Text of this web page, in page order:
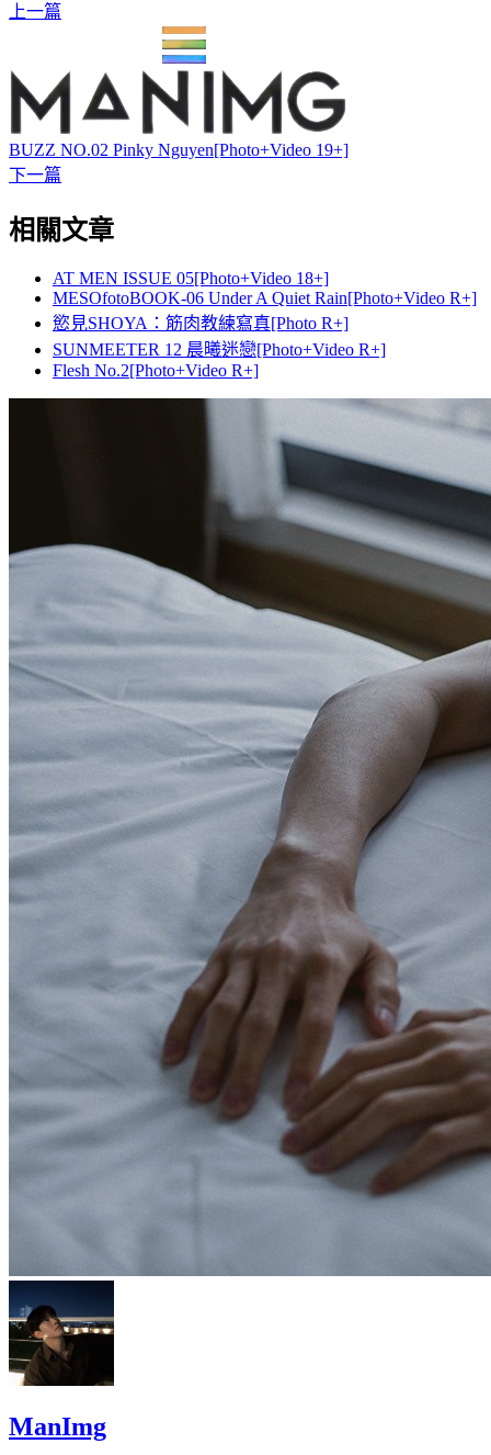
上一篇
BUZZ NO.02 Pinky Nguyen[Photo+Video 19+]
下一篇
相關文章
AT MEN ISSUE 05[Photo+Video 18+]
MESOfotoBOOK-06 Under A Quiet Rain[Photo+Video R+]
慾見SHOYA：筋肉教練寫真[Photo R+]
SUNMEETER 12 晨曦迷戀[Photo+Video R+]
Flesh No.2[Photo+Video R+]
ManImg